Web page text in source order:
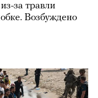
за травли
Возбуждено